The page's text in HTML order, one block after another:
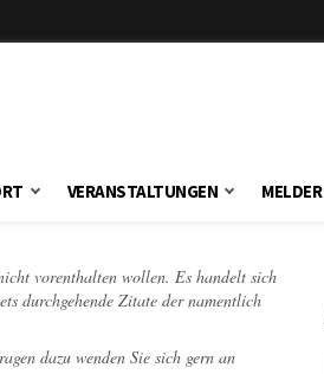
VERANSTALTUNGEN MELDER
vorenthalten wollen. Es handelt sich
durchgehende Zitate der namentlich
dazu wenden Sie sich gern an